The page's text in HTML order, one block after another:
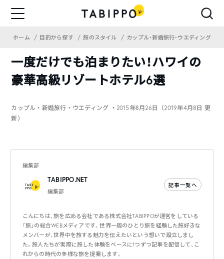
ホーム 目的から探す 旅のスタイル カップル・新婚旅行・ウエディング
一度だけでも泊まりたい！ハワイの
豪華高級リゾートホテル6選
カップル・新婚旅行・ウエディング ・2015年8月26日（2019年4月8日 更
新）
編集部
TABIPPO.NET
編集部
記事一覧へ
こんにちは、旅を広める会社である株式会社TABIPPOが運営をしている
「旅」の総合WEBメディアです。世界一周のひとり旅を経験した旅好きな
メンバーが、世界中を旅する魅力を伝えたいという想いで設立しまし
た。旅人たちが実際に旅した体験をベースに1つずつ記事を配信して、こ
れからの時代の多様な旅を提案します。